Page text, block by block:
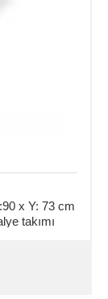
x Y: 73 cm
takımı